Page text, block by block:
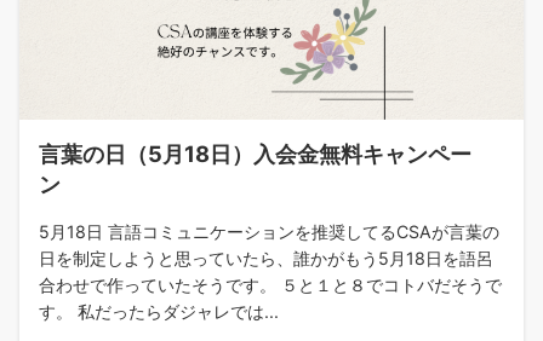
言葉の日（5月18日）入会金無料キャンペー
ン
5月18日 言語コミュニケーションを推奨してるCSAが言葉の
日を制定しようと思っていたら、誰かがもう5月18日を語呂
合わせで作っていたそうです。 ５と１と８でコトバだそうで
す。 私だったらダジャレでは...